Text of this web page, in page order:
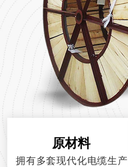
原材料
拥有多套现代化电缆生产